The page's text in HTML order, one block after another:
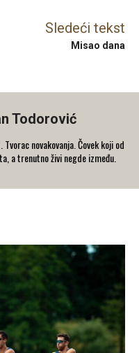
Sledeći tekst
Misao dana
Todorović
Tvorac novakovanja. Čovek koji od
a trenutno živi negde između.